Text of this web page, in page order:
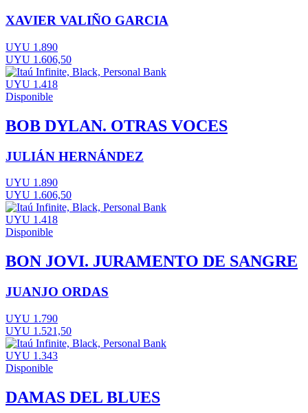
XAVIER VALIÑO GARCIA
UYU 1.890
UYU 1.606,50
UYU 1.418
Disponible
BOB DYLAN. OTRAS VOCES
JULIÁN HERNÁNDEZ
UYU 1.890
UYU 1.606,50
UYU 1.418
Disponible
BON JOVI. JURAMENTO DE SANGRE
JUANJO ORDAS
UYU 1.790
UYU 1.521,50
UYU 1.343
Disponible
DAMAS DEL BLUES